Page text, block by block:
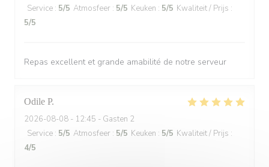
Service : 5/5 Atmosfeer : 5/5 Keuken : 5/5 Kwaliteit / Prijs :
5/5
Repas excellent et grande amabilité de notre serveur
Odile P
2026-08-08 - 12:45 - Gasten 2
Service : 5/5 Atmosfeer : 5/5 Keuken : 5/5 Kwaliteit / Prijs :
4/5